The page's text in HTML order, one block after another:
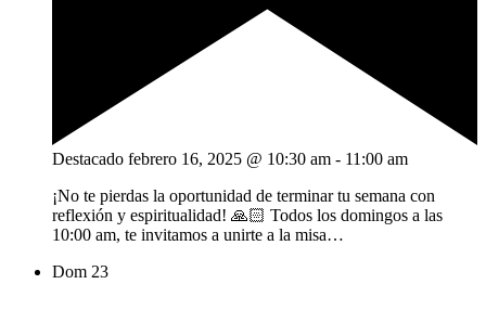
Destacado febrero 16, 2025 @ 10:30 am - 11:00 am
¡No te pierdas la oportunidad de terminar tu semana con
reflexión y espiritualidad! 🙏🏻 Todos los domingos a las
10:00 am, te invitamos a unirte a la misa…
Dom 23